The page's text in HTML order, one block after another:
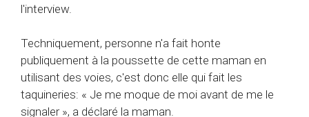
l'interview.
Techniquement, personne n'a fait honte
publiquement à la poussette de cette maman en
utilisant des voies, c'est donc elle qui fait les
taquineries: « Je me moque de moi avant de me le
signaler », a déclaré la maman.